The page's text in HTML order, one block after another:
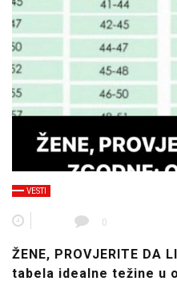
VESTI
0
ŽENE, PROVJERITE DA
tabela idealne težine u